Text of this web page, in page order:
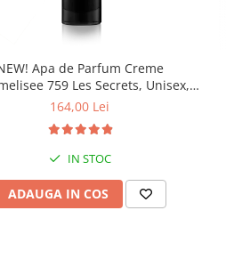
Apa de Parfum Creme
759 Les Secrets, Unisex,
100 ml, Equivalenza
164,00 Lei
IN STOC
ADAUGA IN COS